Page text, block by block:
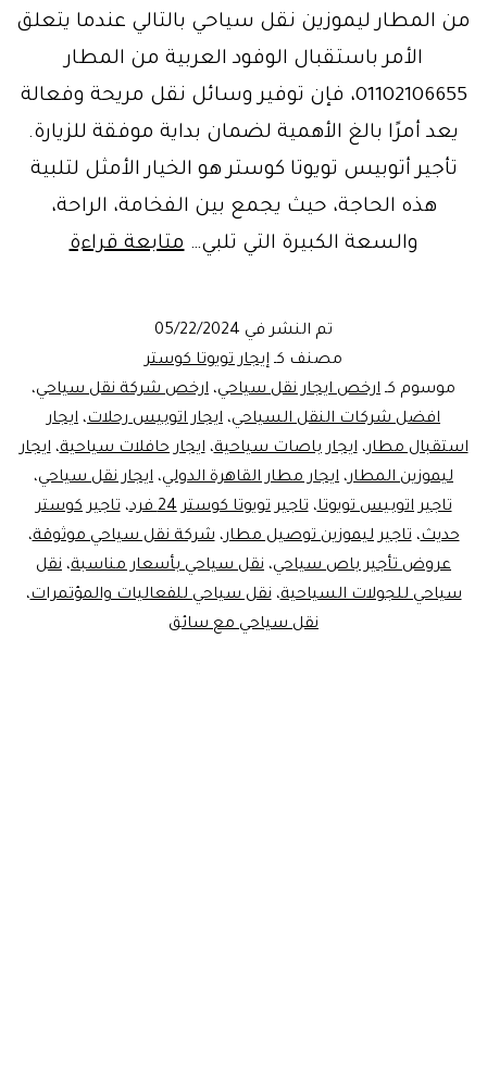
من المطار ليموزين نقل سياحي بالتالي عندما يتعلق
الأمر باستقبال الوفود العربية من المطار
01102106655، فإن توفير وسائل نقل مريحة وفعالة
يعد أمرًا بالغ الأهمية لضمان بداية موفقة للزيارة.
تأجير أتوبيس تويوتا كوستر هو الخيار الأمثل لتلبية
هذه الحاجة، حيث يجمع بين الفخامة، الراحة،
والسعة الكبيرة التي تلبي…متابعة قراءة
زوار
من
الدول
في
المطار
تم النشر في 05/22/2024
مصنف كـ إيجار تويوتا كوستر
موسوم كـ ارخص ايجار نقل سياحي، ارخص شركة نقل سياحي،
افضل شركات النقل السياحي، ايجار اتوبيس رحلات، ايجار
استقبال مطار،ايجار باصات سياحية،ايجار حافلات سياحية،ايجار
ليموزين المطار، ايجار مطار القاهرة الدولي، ايجار نقل سياحي،
تاجير اتوبيس تويوتا،تاجير تويوتا كوستر 24 فرد ،تاجير كوستر
حديث،تاجير ليموزين توصيل مطار،شركة نقل سياحي موثوقة،
عروض تأجير باص سياحي، نقل سياحي بأسعار مناسبة، نقل
سياحي للجولات السياحية،نقل سياحي للفعاليات والمؤتمرات،
نقل سياحي مع سائق